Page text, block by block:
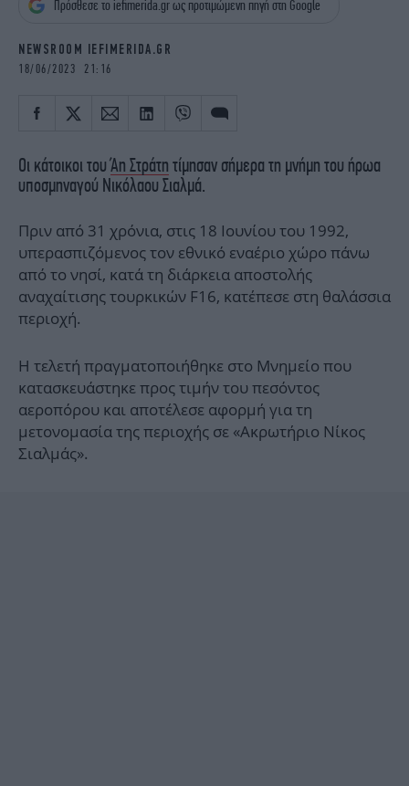
iBOOKS
ΖΩΔΙΑ
MEDIA
NEWSLETTER
Πρόσθεσε το iefimerida.gr ως προτιμώμενη πηγή στη Google
NEWSROOM IEFIMERIDA.GR
18/06/2023 21:16
Οι κάτοικοι τουΆη Στράτη τίμησαν σήμερα τη μνήμη του ήρωα
υποσμηναγού Νικόλαου Σιαλμά.
Πριν από 31 χρόνια, στις 18 Ιουνίου του 1992,
υπερασπιζόμενος τον εθνικό εναέριο χώρο πάνω
από το νησί, κατά τη διάρκεια αποστολής
αναχαίτισης τουρκικών F16, κατέπεσε στη θαλάσσια
περιοχή.
Η τελετή πραγματοποιήθηκε στο Μνημείο που
κατασκευάστηκε προς τιμήν του πεσόντος
αεροπόρου και αποτέλεσε αφορμή για τη
μετονομασία της περιοχής σε «Ακρωτήριο Νίκος
Σιαλμάς».